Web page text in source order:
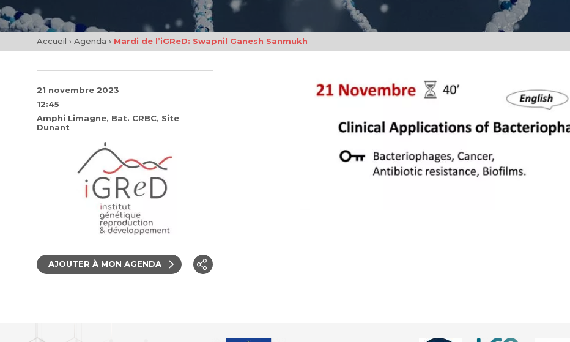
Accueil › Agenda › Mardi de l’iGReD: Swapnil Ganesh Sanmukh
21 novembre 2023
12:45
Amphi Limagne, Bat. CRBC, Site
Dunant
AJOUTER À MON AGENDA